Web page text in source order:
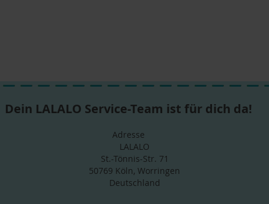
Dein LALALO Service-Team ist für dich da!
Adresse
LALALO
St.-Tönnis-Str. 71
50769 Köln, Worringen
Deutschland